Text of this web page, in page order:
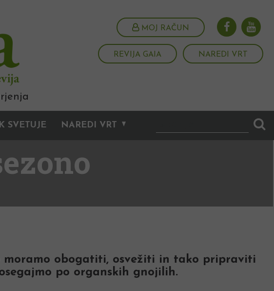
MOJ RAČUN
REVIJA GAIA NAREDI VRT
SVETUJE NAREDI VRT
obogatiti, osvežiti in tako pripraviti
po organskih gnojilih.